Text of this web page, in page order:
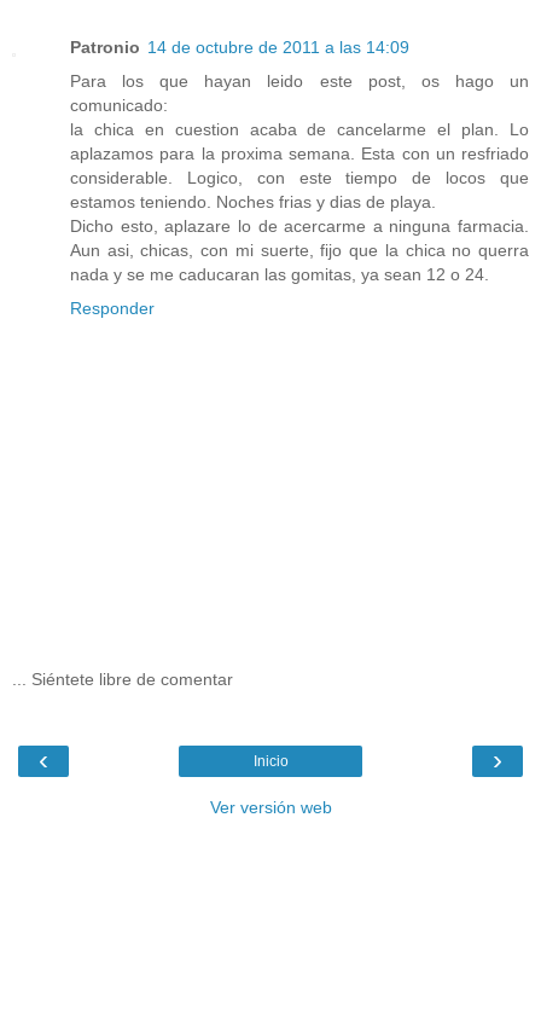
Patronio 14 de octubre de 2011 a las 14:09
Para los que hayan leido este post, os hago un
comunicado:
la chica en cuestion acaba de cancelarme el plan. Lo
aplazamos para la proxima semana. Esta con un resfriado
considerable. Logico, con este tiempo de locos que
estamos teniendo. Noches frias y dias de playa.
Dicho esto, aplazare lo de acercarme a ninguna farmacia.
Aun asi, chicas, con mi suerte, fijo que la chica no querra
nada y se me caducaran las gomitas, ya sean 12 o 24.
Responder
... Siéntete libre de comentar
‹ ›
Inicio
Ver versión web